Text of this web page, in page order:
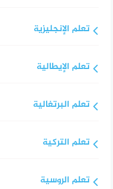
تعلم الإنجليزية
تعلم الإيطالية
تعلم البرتغالية
تعلم التركية
تعلم الروسية